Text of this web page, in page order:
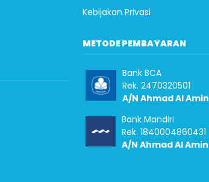
Kebijakan Privasi
METODE PEMBAYARAN
Bank BCA
Rek. 2470320501
A/N Ahmad Al Amin
Bank Mandiri
Rek. 1840004860431
A/N Ahmad Al Amin